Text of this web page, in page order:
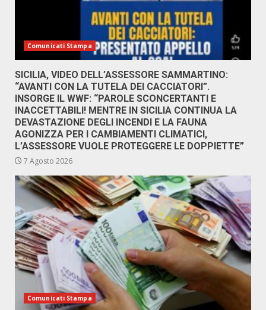
Comunicati Stampa
SICILIA, VIDEO DELL’ASSESSORE SAMMARTINO:
“AVANTI CON LA TUTELA DEI CACCIATORI”.
INSORGE IL WWF: “PAROLE SCONCERTANTI E
INACCETTABILI! MENTRE IN SICILIA CONTINUA LA
DEVASTAZIONE DEGLI INCENDI E LA FAUNA
AGONIZZA PER I CAMBIAMENTI CLIMATICI,
L’ASSESSORE VUOLE PROTEGGERE LE DOPPIETTE”
7 Agosto 2026
Comunicati Stampa